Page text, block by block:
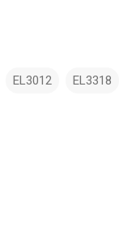
EL3012 EL3318